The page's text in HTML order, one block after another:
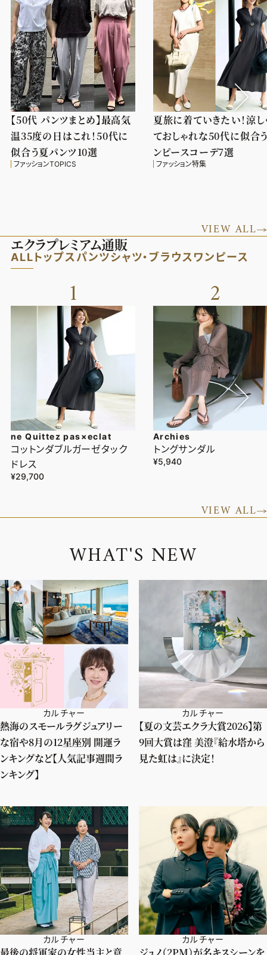
【50代 パンツまとめ】最高気
温35度の日はこれ！50代に
似合う夏パンツ10選
ファッションTOPICS
夏旅に着ていきたい！涼し
ておしゃれな50代に似合
ンピースコーデ7選
ファッション特集
VIEW ALL
エクラプレミアム通販
ALLトップス パンツシャツ・ブラウス ワンピース
1
ne Quittez pas×eclat
コットンダブルガーゼタック
ドレス
¥29,700
2
Archies
トングサンダル
¥5,940
VIEW ALL
WHAT'S NEW
カルチャー
熱海のスモールラグジュアリー
な宿や8月の12星座別 開運ラ
ンキングなど【人気記事週間ラ
ンキング】
カルチャー
【夏の文芸エクラ大賞2026】第
9回大賞は窪 美澄『給水塔から
見た虹は』に決定！
カルチャー カルチャー